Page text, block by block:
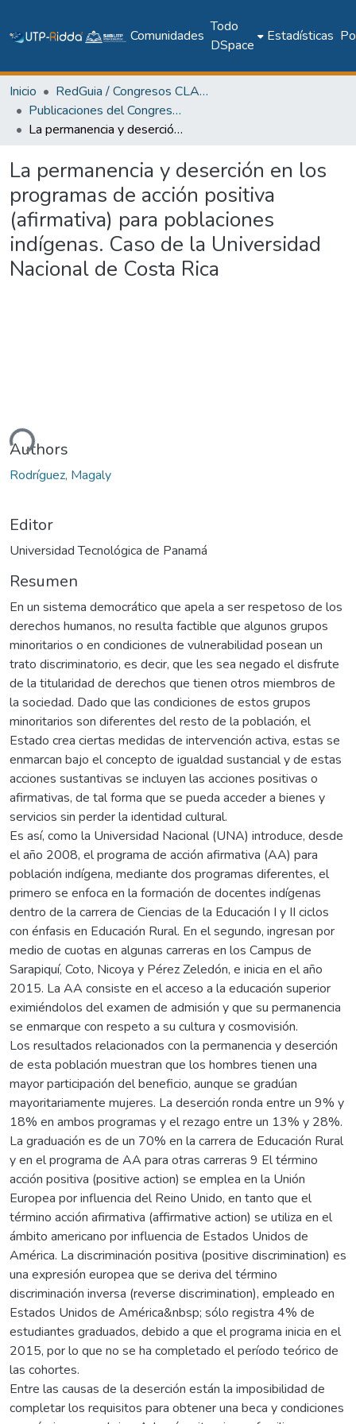
Comunidades
Todo
DSpace
Estadísticas
Inicio
RedGuia / Congresos CLABES
Publicaciones del Congreso Internacional CLABES
La permanencia y deserción en los programas de acción positiva (afirmativa) para poblaciones indígenas. Caso de la Universidad Nacional de Costa Rica
La permanencia y deserción en los
programas de acción positiva
(afirmativa) para poblaciones
indígenas. Caso de la Universidad
Nacional de Costa Rica
Cargando...
Authors
Rodríguez, Magaly
Editor
Universidad Tecnológica de Panamá
Resumen
En un sistema democrático que apela a ser respetoso de los
derechos humanos, no resulta factible que algunos grupos
minoritarios o en condiciones de vulnerabilidad posean un
trato discriminatorio, es decir, que les sea negado el disfrute
de la titularidad de derechos que tienen otros miembros de
la sociedad. Dado que las condiciones de estos grupos
minoritarios son diferentes del resto de la población, el
Estado crea ciertas medidas de intervención activa, estas se
enmarcan bajo el concepto de igualdad sustancial y de estas
acciones sustantivas se incluyen las acciones positivas o
afirmativas, de tal forma que se pueda acceder a bienes y
servicios sin perder la identidad cultural.
Es así, como la Universidad Nacional (UNA) introduce, desde
el año 2008, el programa de acción afirmativa (AA) para
población indígena, mediante dos programas diferentes, el
primero se enfoca en la formación de docentes indígenas
dentro de la carrera de Ciencias de la Educación I y II ciclos
con énfasis en Educación Rural. En el segundo, ingresan por
medio de cuotas en algunas carreras en los Campus de
Sarapiquí, Coto, Nicoya y Pérez Zeledón, e inicia en el año
2015. La AA consiste en el acceso a la educación superior
eximiéndolos del examen de admisión y que su permanencia
se enmarque con respeto a su cultura y cosmovisión.
Los resultados relacionados con la permanencia y deserción
de esta población muestran que los hombres tienen una
mayor participación del beneficio, aunque se gradúan
mayoritariamente mujeres. La deserción ronda entre un 9% y
18% en ambos programas y el rezago entre un 13% y 28%.
La graduación es de un 70% en la carrera de Educación Rural
y en el programa de AA para otras carreras 9 El término
acción positiva (positive action) se emplea en la Unión
Europea por influencia del Reino Unido, en tanto que el
término acción afirmativa (affirmative action) se utiliza en el
ámbito americano por influencia de Estados Unidos de
América. La discriminación positiva (positive discrimination) es
una expresión europea que se deriva del término
discriminación inversa (reverse discrimination), empleado en
Estados Unidos de América&nbsp; sólo registra 4% de
estudiantes graduados, debido a que el programa inicia en el
2015, por lo que no se ha completado el período teórico de
las cohortes.
Entre las causas de la deserción están la imposibilidad de
completar los requisitos para obtener una beca y condiciones